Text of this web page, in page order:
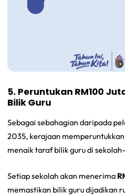
5. Peruntukan RM100
Bilik Guru
Sebagai sebahagian daripada
2035, kerajaan memperuntukkan
menaik taraf bilik guru di
Setiap sekolah akan menerima
memastikan bilik guru dijadikan